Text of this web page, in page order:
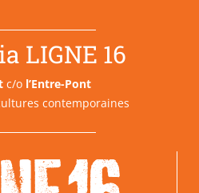
LIGNE 16
c/o l’Entre-Pont
contemporaines